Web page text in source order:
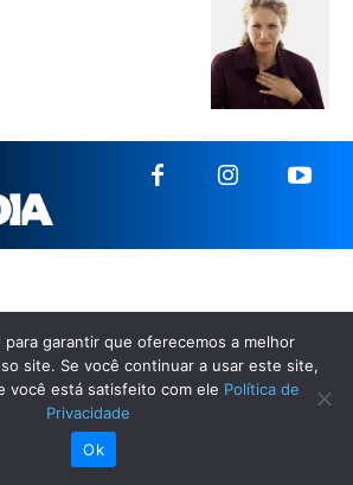
para garantir que oferecemos a melhor
site. Se você continuar a usar este site,
você está satisfeito com ele Política de
Privacidade
Ok